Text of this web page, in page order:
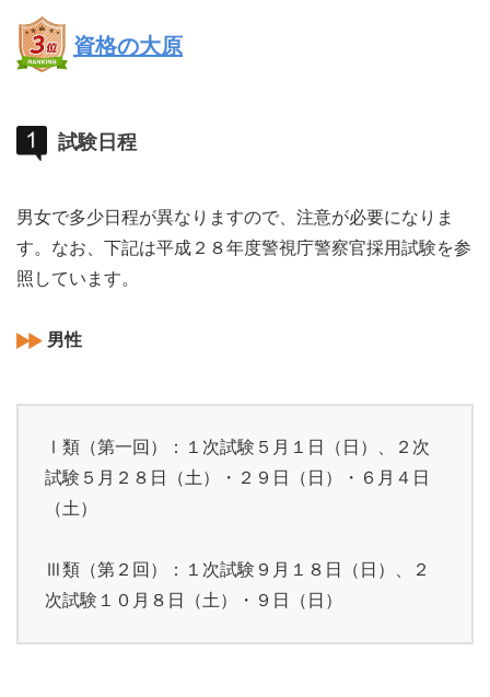
資格の大原
試験日程
男女で多少日程が異なりますので、注意が必要になりま
す。なお、下記は平成２８年度警視庁警察官採用試験を参
照しています。
男性
Ⅰ類（第一回）：１次試験５月１日（日）、２次
試験５月２８日（土）・２９日（日）・６月４日
（土）
Ⅲ類（第２回）：１次試験９月１８日（日）、２
次試験１０月８日（土）・９日（日）